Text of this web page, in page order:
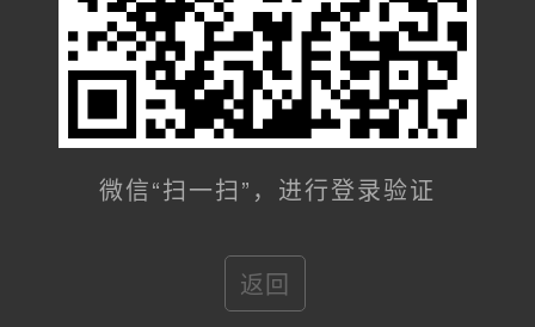
微信“扫一扫”，进行登录验证
返回